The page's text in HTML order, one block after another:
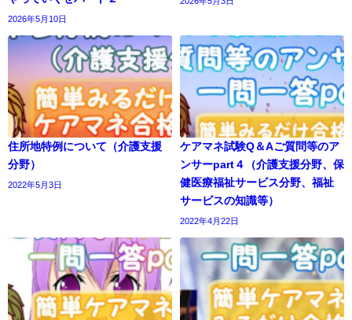
2026年5月10日
住所地特例について（介護支援
分野）
2022年5月3日
ケアマネ試験Q＆Aご質問等のア
ンサーpart４（介護支援分野、保
健医療福祉サービス分野、福祉
サービスの知識等）
2022年4月22日